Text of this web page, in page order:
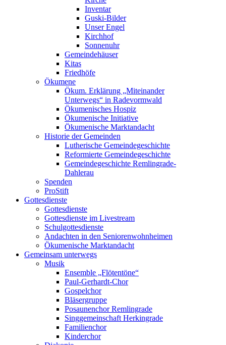
Inventar
Guski-Bilder
Unser Engel
Kirchhof
Sonnenuhr
Gemeindehäuser
Kitas
Friedhöfe
Ökumene
Ökum. Erklärung „Miteinander
Unterwegs“ in Radevormwald
Ökumenisches Hospiz
Ökumenische Initiative
Ökumenische Marktandacht
Historie der Gemeinden
Lutherische Gemeindegeschichte
Reformierte Gemeindegeschichte
Gemeindegeschichte Remlingrade-
Dahlerau
Spenden
ProStift
Gottesdienste
Gottesdienste
Gottesdienste im Livestream
Schulgottesdienste
Andachten in den Seniorenwohnheimen
Ökumenische Marktandacht
Gemeinsam unterwegs
Musik
Ensemble „Flötentöne“
Paul-Gerhardt-Chor
Gospelchor
Bläsergruppe
Posaunenchor Remlingrade
Singgemeinschaft Herkingrade
Familienchor
Kinderchor